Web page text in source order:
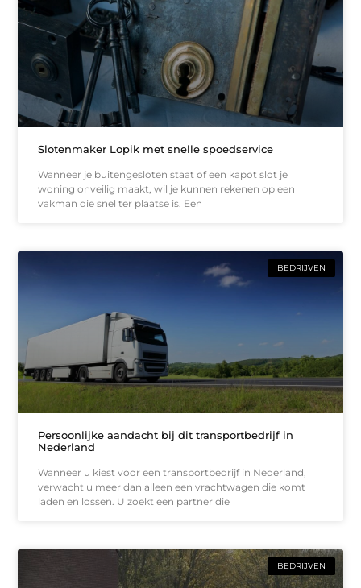
Slotenmaker Lopik met snelle spoedservice
Wanneer je buitengesloten staat of een kapot slot je
woning onveilig maakt, wil je kunnen rekenen op een
vakman die snel ter plaatse is. Een
BEDRIJVEN
Persoonlijke aandacht bij dit transportbedrijf in
Nederland
Wanneer u kiest voor een transportbedrijf in Nederland,
verwacht u meer dan alleen een vrachtwagen die komt
laden en lossen. U zoekt een partner die
BEDRIJVEN